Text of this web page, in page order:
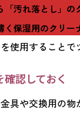
「汚れ落とし」
保湿用のクリ
使用することで
認しておく
具や交換用の